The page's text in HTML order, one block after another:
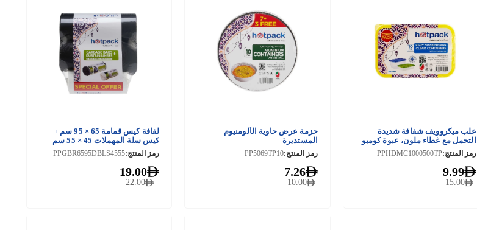
علب ميكروويف شفافة شديدة
التحمل مع غطاء ملون، عبوة كومبو
رمز المنتج:PPHDMC1000500TP
15.00
9.99
حزمة عرض حاوية الألومنيوم
المستديرة
رمز المنتج:PP5069TP10
10.00
7.26
لفافة كيس قمامة 65 × 95 سم +
كيس سلة المهملات 45 × 55 سم
رمز المنتج:PPGBR6595DBLS4555
22.00
19.00